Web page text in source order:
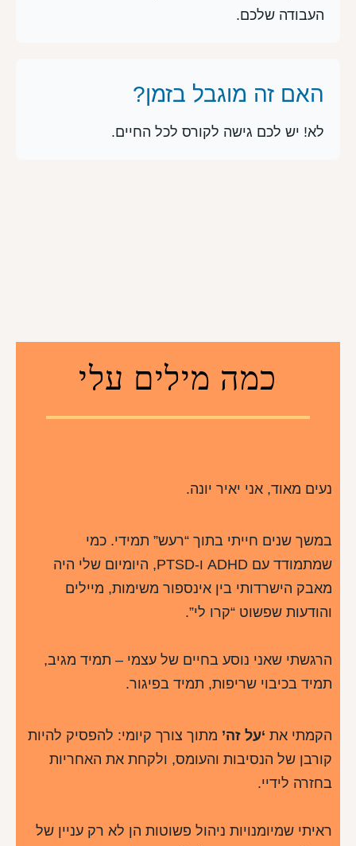
העבודה שלכם.
האם זה מוגבל בזמן?
לא! יש לכם גישה לקורס לכל החיים.
כמה מילים עלי
נעים מאוד, אני יאיר יונה.
במשך שנים חייתי בתוך “רעש” תמידי. כמי
שמתמודד עם ADHD ו-PTSD, היומיום שלי היה
מאבק הישרדותי בין אינספור משימות, מיילים
והודעות שפשוט “קרו לי”.
הרגשתי שאני נוסע בחיים של עצמי – תמיד מגיב,
תמיד בכיבוי שריפות, תמיד בפיגור.
הקמתי את ‘על זה’ מתוך צורך קיומי: להפסיק להיות
קורבן של הנסיבות והעומס, ולקחת את האחריות
בחזרה לידיי.
ראיתי שמיומנויות ניהול פשוטות הן לא רק עניין של